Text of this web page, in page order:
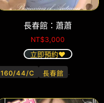
長春館：蕭蕭
NT$3,000
立即預約❤️
160/44/C 長春館 .